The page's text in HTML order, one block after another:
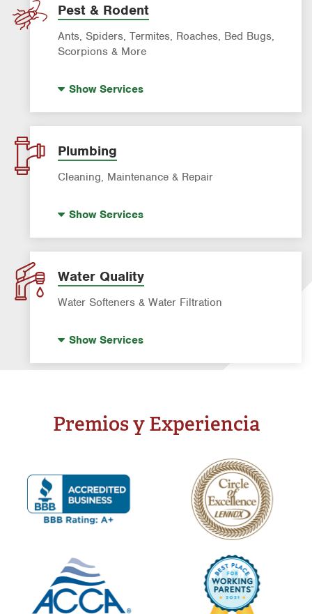
Pest & Rodent
Ants, Spiders, Termites, Roaches, Bed Bugs,
Scorpions & More
Mosquito Control
Rodent & Wildlife Control
Pre-Construction Termite Control
Formosan Termite Control
ShowServices
Plumbing
Cleaning, Maintenance & Repair
Garbage Disposal Repair & Installation
Water & Gas Line Repair
Water Heater Repair & Installation
ShowServices
Water Quality
Water Softeners & Water Filtration
ShowServices
Premios y Experiencia